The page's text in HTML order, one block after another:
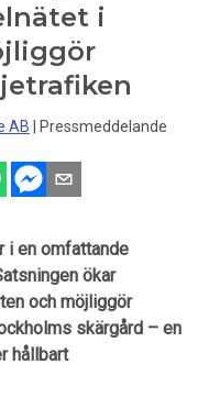
i
AB Pressmeddelande
i en omfattande
ökar
och möjliggör
skärgård – en
hållbart